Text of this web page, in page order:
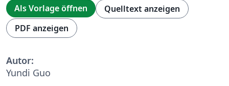
Als Vorlage öffnen
Quelltext anzeigen
PDF anzeigen
Autor:
Yundi Guo